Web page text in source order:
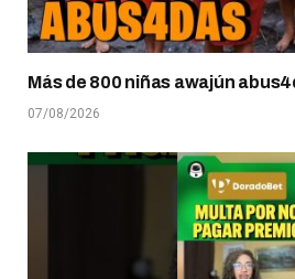
Más de 800 niñas awajún
07/08/2026